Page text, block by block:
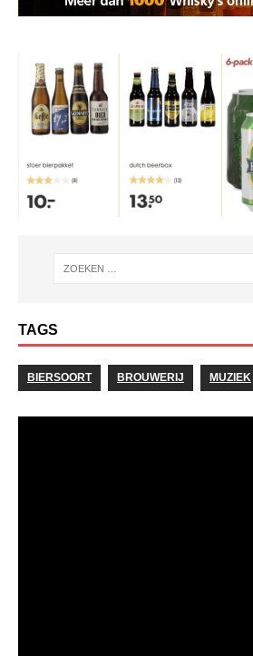
TAGS
BIERSOORT BROUWERIJ MUZIEK